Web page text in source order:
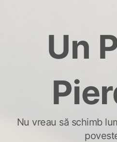
Un
Nu vreau să schimb